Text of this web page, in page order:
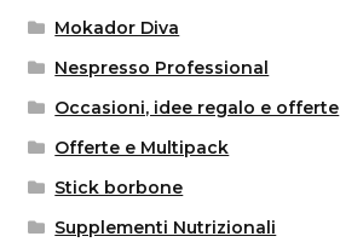
Mokador Diva
Nespresso Professional
Occasioni, idee regalo e offerte
Offerte e Multipack
Stick borbone
Supplementi Nutrizionali